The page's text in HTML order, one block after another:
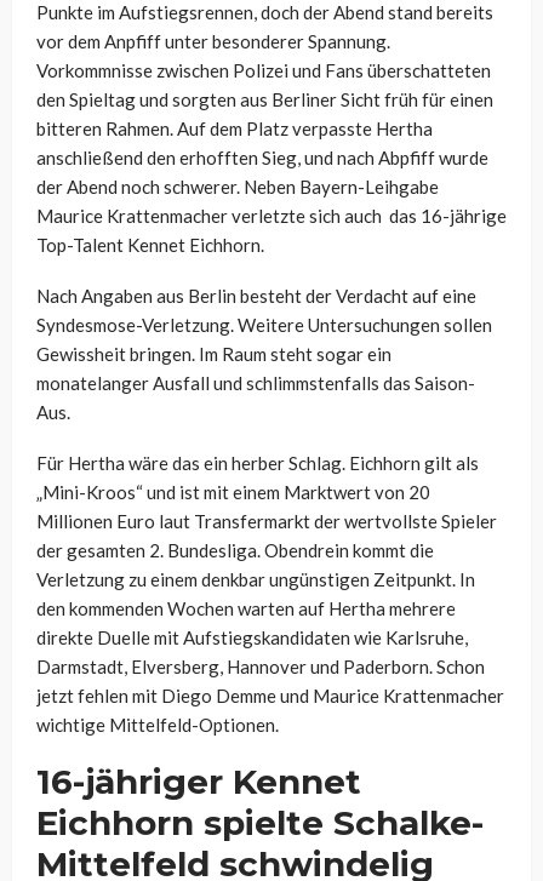
Punkte im Aufstiegsrennen, doch der Abend stand bereits
vor dem Anpfiff unter besonderer Spannung.
Vorkommnisse zwischen Polizei und Fans überschatteten
den Spieltag und sorgten aus Berliner Sicht früh für einen
bitteren Rahmen. Auf dem Platz verpasste Hertha
anschließend den erhofften Sieg, und nach Abpfiff wurde
der Abend noch schwerer. Neben Bayern-Leihgabe
Maurice Krattenmacher verletzte sich auch das 16-jährige
Top-Talent Kennet Eichhorn.
Nach Angaben aus Berlin besteht der Verdacht auf eine
Syndesmose-Verletzung. Weitere Untersuchungen sollen
Gewissheit bringen. Im Raum steht sogar ein
monatelanger Ausfall und schlimmstenfalls das Saison-
Aus.
Für Hertha wäre das ein herber Schlag. Eichhorn gilt als
„Mini-Kroos“ und ist mit einem Marktwert von 20
Millionen Euro laut Transfermarkt der wertvollste Spieler
der gesamten 2. Bundesliga. Obendrein kommt die
Verletzung zu einem denkbar ungünstigen Zeitpunkt. In
den kommenden Wochen warten auf Hertha mehrere
direkte Duelle mit Aufstiegskandidaten wie Karlsruhe,
Darmstadt, Elversberg, Hannover und Paderborn. Schon
jetzt fehlen mit Diego Demme und Maurice Krattenmacher
wichtige Mittelfeld-Optionen.
16-jähriger Kennet
Eichhorn spielte Schalke-
Mittelfeld schwindelig